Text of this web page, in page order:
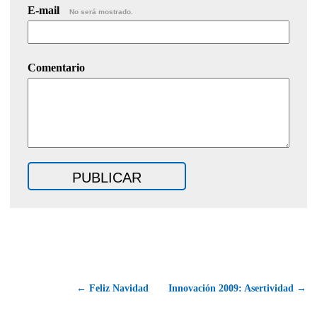
E-mail No será mostrado.
Comentario
← Feliz Navidad Innovación 2009: Asertividad →